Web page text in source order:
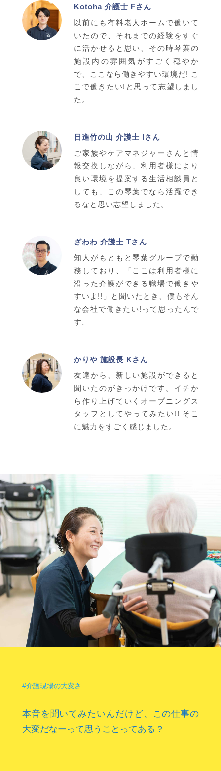
Kotoha 介護士 Fさん
以前にも有料老人ホームで働いて
いたので、それまでの経験をすぐ
に活かせると思い、その時琴葉の
施設内の雰囲気がすごく穏やか
で、ここなら働きやすい環境だ! こ
こで働きたい!と思って志望しまし
た。
日進竹の山 介護士 Iさん
ご家族やケアマネジャーさんと情
報交換しながら、利用者様により
良い環境を提案する生活相談員と
しても、この琴葉でなら活躍でき
るなと思い志望しました。
ざわわ 介護士 Tさん
知人がもともと琴葉グループで勤
務しており、「ここは利用者様に
沿った介護ができる職場で働きや
すいよ!!」と聞いたとき、僕もそん
な会社で働きたい!って思ったんで
す。
かりや 施設長 Kさん
友達から、新しい施設ができると
聞いたのがきっかけです。イチか
ら作り上げていくオープニングス
タッフとしてやってみたい!! そこ
に魅力をすごく感じました。
#介護現場の大変さ
本音を聞いてみたいんだけど、この仕事の
大変だなーって思うことってある？